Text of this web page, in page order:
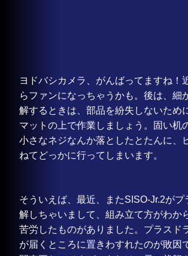
ヨドバシカメラ、がんばってますね！
らファンになっちゃうかも。後は、細
解するときは、部品を紛失しないため
マットの上で作業しましょう。固い机
小さなネジなんか落としたとたんに、
ねてどっかに行ってしまいます。
そういえば、最近、またSISO-Jr.2がプ
解しちゃいまして、組み立て方がわか
苦労したものがありました。プラスド
が届くところに置きわすれたのが敗因